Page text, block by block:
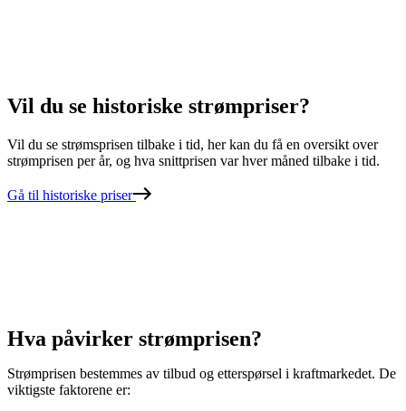
Vil du se historiske strømpriser?
Vil du se strømsprisen tilbake i tid, her kan du få en oversikt over
strømprisen per år, og hva snittprisen var hver måned tilbake i tid.
Gå til historiske priser
Hva påvirker strømprisen?
Strømprisen bestemmes av tilbud og etterspørsel i kraftmarkedet. De
viktigste faktorene er: